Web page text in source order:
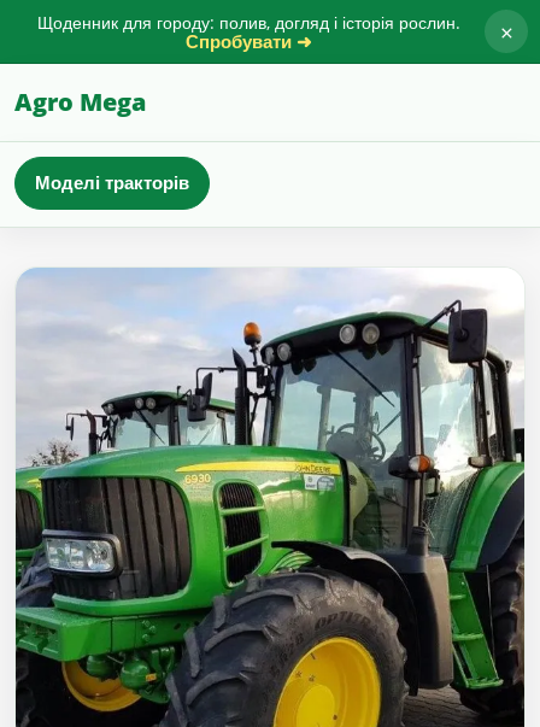
Щоденник для городу: полив, догляд і історія рослин.
Спробувати ➜ ×
Agro Mega
Моделі тракторів